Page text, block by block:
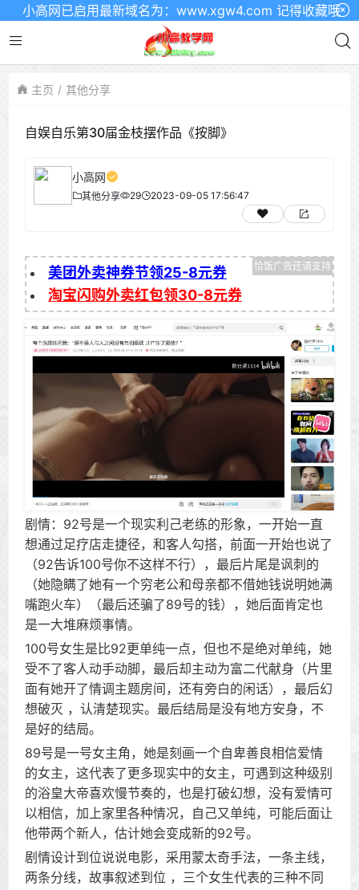
小高网已启用最新域名为：www.xgw4.com 记得收藏哦
主页 其他分享
自娱自乐第30届金枝摆作品《按脚》
小高网
其他分享 29 2023-09-05 17:56:47
美团外卖神券节领25-8元券
淘宝闪购外卖红包领30-8元券
剧情：92号是一个现实利己老练的形象，一开始一直
想通过足疗店走捷径，和客人勾搭，前面一开始也说了
（92告诉100号你不这样不行），最后片尾是讽刺的
（她隐瞒了她有一个穷老公和母亲都不借她钱说明她满
嘴跑火车）（最后还骗了89号的钱），她后面肯定也
是一大堆麻烦事情。
100号女生是比92更单纯一点，但也不是绝对单纯，她
受不了客人动手动脚，最后却主动为富二代献身（片里
面有她开了情调主题房间，还有旁白的闲话），最后幻
想破灭 ，认清楚现实。最后结局是没有地方安身，不
是好的结局。
89号是一号女主角，她是刻画一个自卑善良相信爱情
的女主，这代表了更多现实中的女主，可遇到这种级别
的浴皇大帝喜欢慢节奏的，也是打破幻想，没有爱情可
以相信，加上家里各种情况，自己又单纯，可能后面让
他带两个新人，估计她会变成新的92号。
剧情设计到位说说电影，采用蒙太奇手法，一条主线，
两条分线，故事叙述到位 ，三个女生代表的三种不同